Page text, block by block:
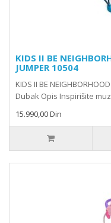
KIDS II BE
JUMPER 10504
KIDS II BE
Dubak Opis Inspirišite
15.990,00 Din